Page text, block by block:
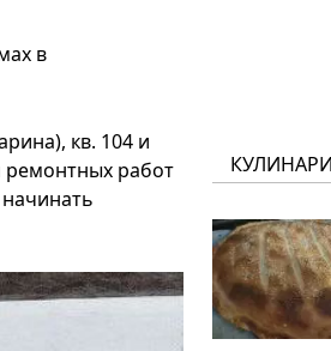
в
кв. 104 и
ремонтных работ